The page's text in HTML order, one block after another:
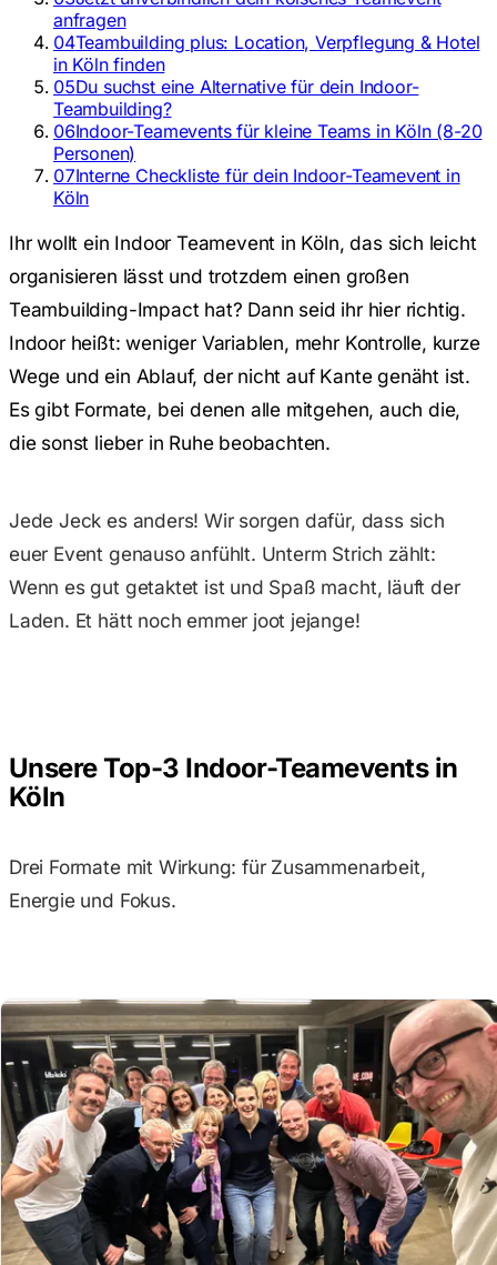
anfragen
04Teambuilding plus: Location, Verpflegung & Hotel
in Köln finden
05Du suchst eine Alternative für dein Indoor-
Teambuilding?
06Indoor-Teamevents für kleine Teams in Köln (8-20
Personen)
07Interne Checkliste für dein Indoor-Teamevent in
Köln
Ihr wollt ein Indoor Teamevent in Köln, das sich leicht
organisieren lässt und trotzdem einen großen
Teambuilding-Impact hat? Dann seid ihr hier richtig.
Indoor heißt: weniger Variablen, mehr Kontrolle, kurze
Wege und ein Ablauf, der nicht auf Kante genäht ist.
Es gibt Formate, bei denen alle mitgehen, auch die,
die sonst lieber in Ruhe beobachten.
Jede Jeck es anders! Wir sorgen dafür, dass sich
euer Event genauso anfühlt. Unterm Strich zählt:
Wenn es gut getaktet ist und Spaß macht, läuft der
Laden. Et hätt noch emmer joot jejange!
Unsere Top-3 Indoor-Teamevents in
Köln
Drei Formate mit Wirkung: für Zusammenarbeit,
Energie und Fokus.